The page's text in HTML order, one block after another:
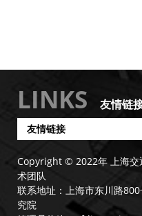
LINKS 友情链
友情链接
Copyright © 2022年 上海交
术团队
联系地址：上海市东川路
究院